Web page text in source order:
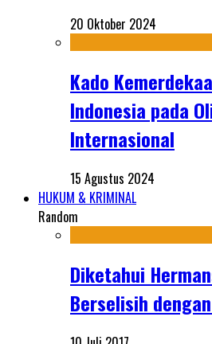
20 Oktober 2024
Kado
Indonesia pada
Internasional
15 Agustus 2024
HUKUM & KRIMINAL
Random
Diketahui
Berselisih